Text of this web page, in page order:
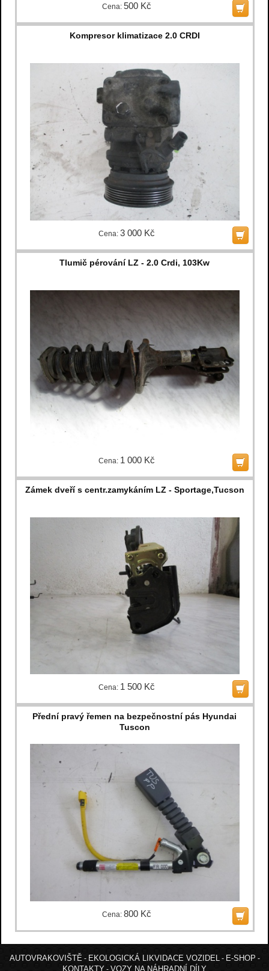
Cena: 500 Kč
Kompresor klimatizace 2.0 CRDI
Cena: 3 000 Kč
Tlumič pérování LZ - 2.0 Crdi, 103Kw
Cena: 1 000 Kč
Zámek dveří s centr.zamykáním LZ - Sportage,Tucson
Cena: 1 500 Kč
Přední pravý řemen na bezpečnostní pás Hyundai
Tuscon
Cena: 800 Kč
AUTOVRAKOVIŠTĚ- EKOLOGICKÁ LIKVIDACE VOZIDEL- E-SHOP -
KONTAKTY - VOZY NA NÁHRADNÍ DÍLY